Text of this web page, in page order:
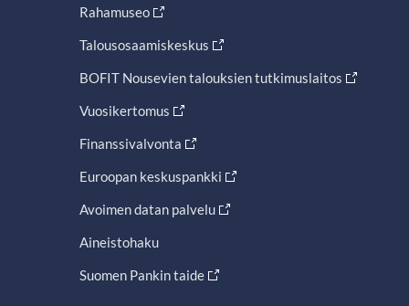
Rahamuseo
Talousosaamiskeskus
BOFIT Nousevien talouksien tutkimuslaitos
Vuosikertomus
Finanssivalvonta
Euroopan keskuspankki
Avoimen datan palvelu
Aineistohaku
Suomen Pankin taide